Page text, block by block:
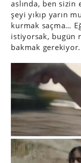
aslında, ben
şeyi yıkıp yarın
kurmak saçma…
istiyorsak, bugün
bakmak gerekiyor.